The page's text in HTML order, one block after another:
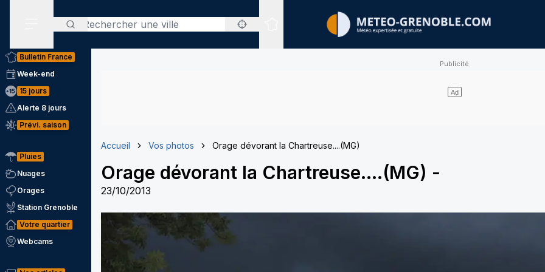
Rechercher
Sites expertisés
Bulletin France
Week-end
15 jours
Alerte 8 jours
Prévi. saison
Pluies
Nuages
Orages
Station Grenoble
Votre quartier
Webcams
Accueil Vos photos Orage dévorant la Chartreuse....(MG)
Orage dévorant la Chartreuse....(MG) -
23/10/2013